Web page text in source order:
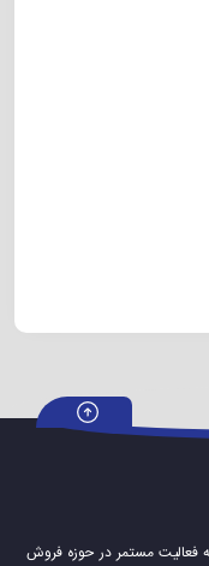
فعالیت مستمر در حوزه فروش